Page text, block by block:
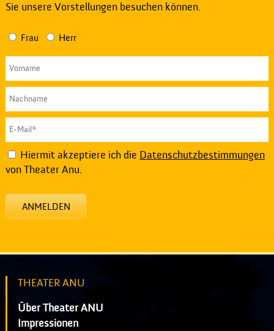
Sie unsere Vorstellungen besuchen können.
Frau Herr
Hiermit akzeptiere ich die Datenschutzbestimmungen
von Theater Anu.
ANMELDEN
THEATER ANU
Über Theater ANU
Impressionen